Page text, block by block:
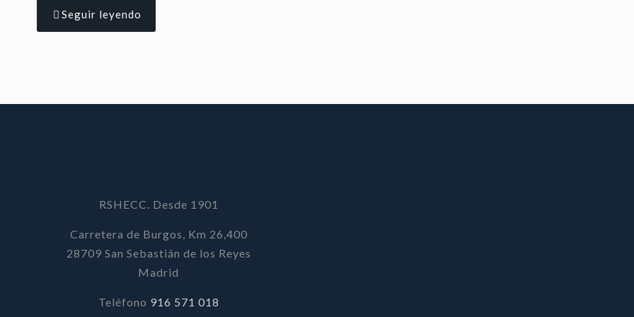
Seguir leyendo
RSHECC. Desde 1901
Carretera de Burgos, Km 26,400
28709 San Sebastián de los Reyes
Madrid
Teléfono 916 571 018